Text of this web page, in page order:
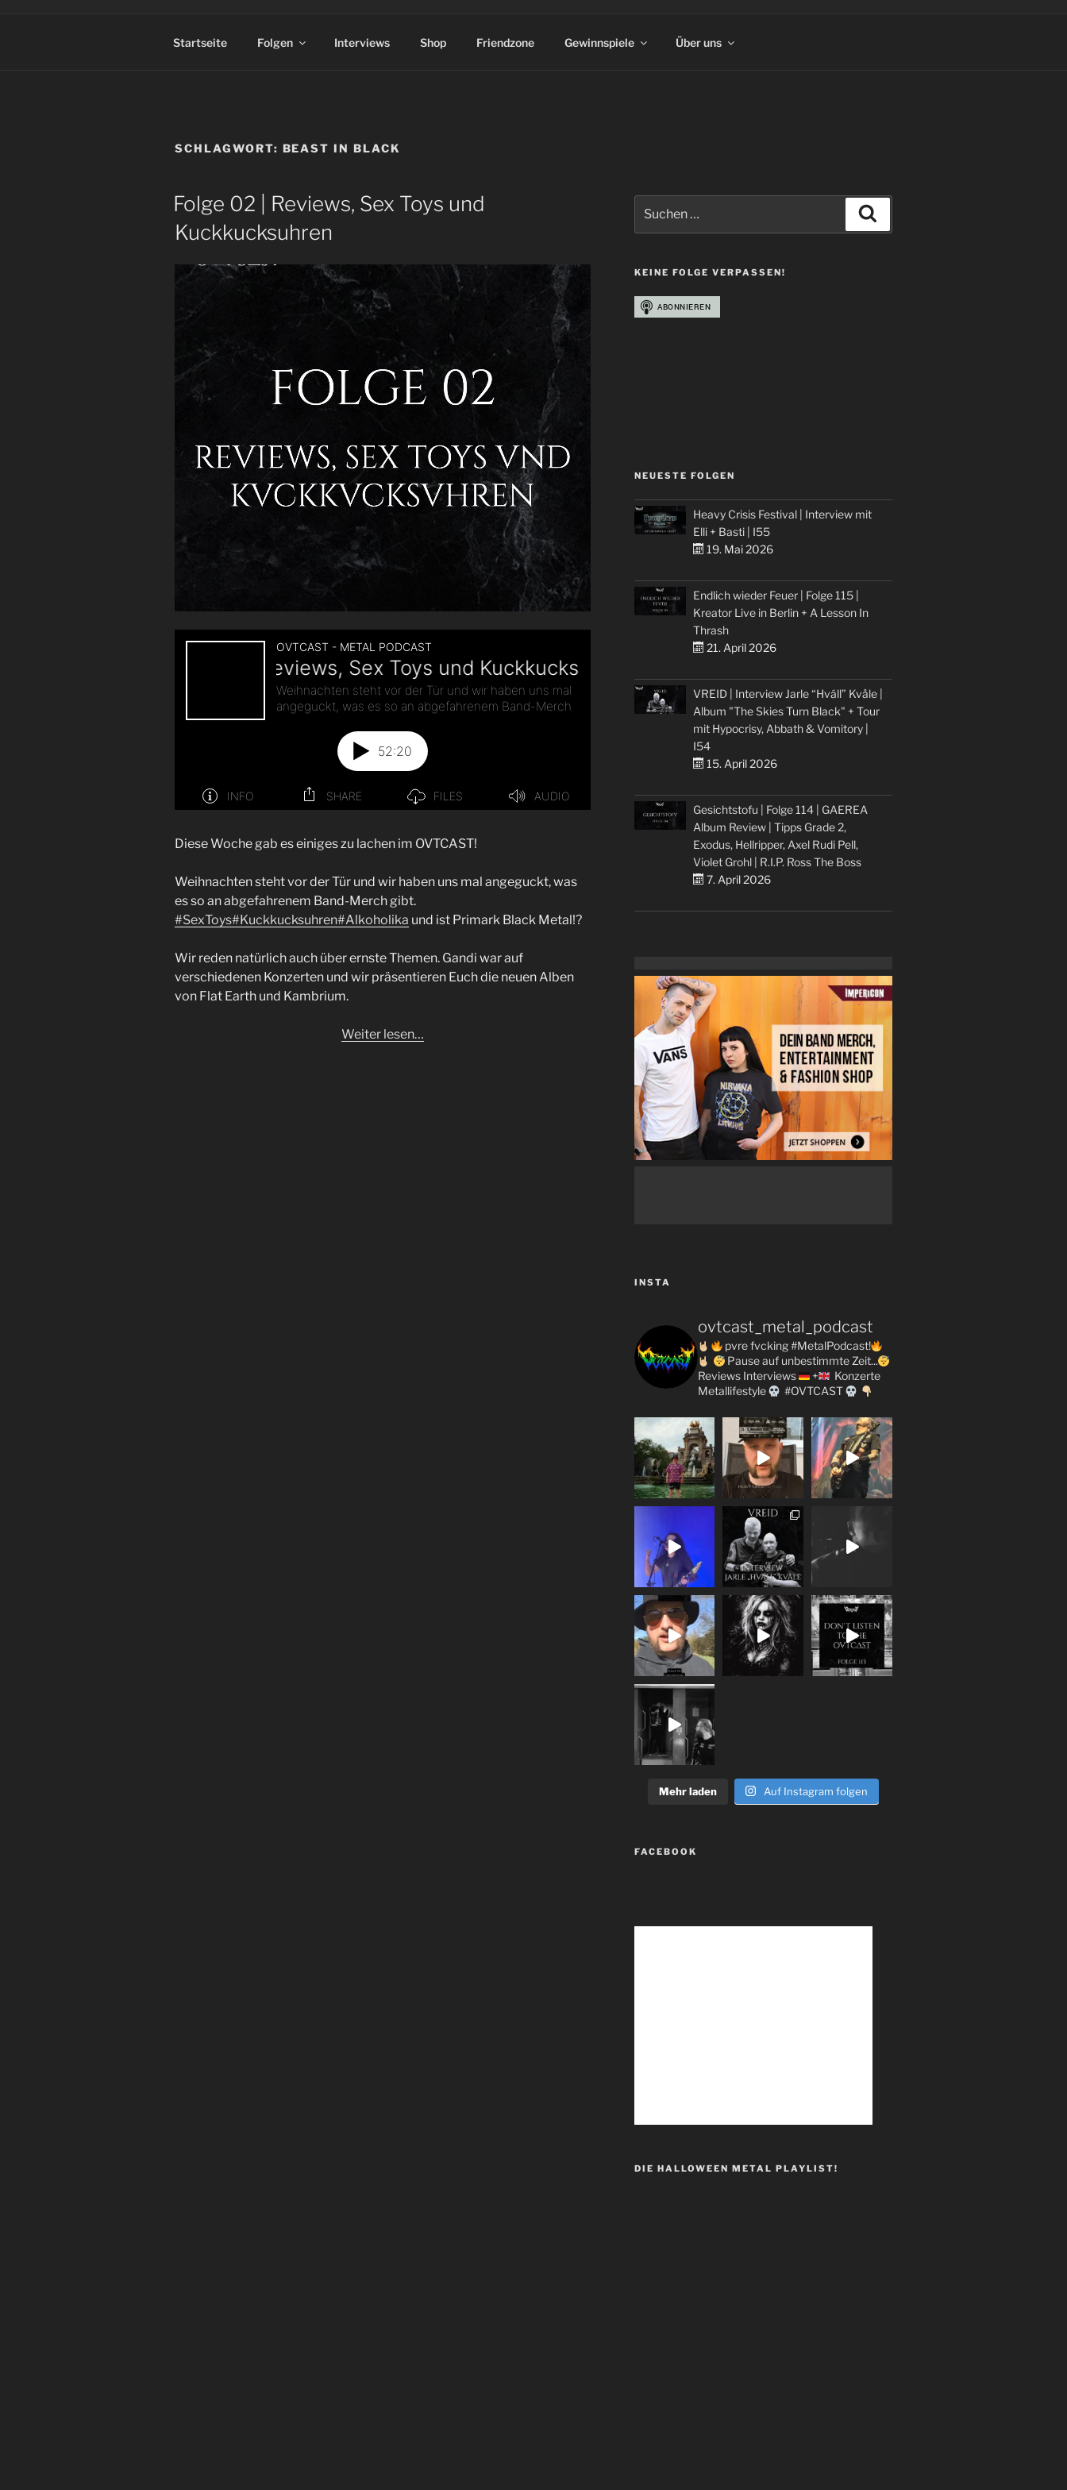
Startseite Folgen Interviews Shop Friendzone Gewinnspiele Über uns
SCHLAGWORT: BEAST IN BLACK
Folge 02 | Reviews, Sex Toys und
Kuckkucksuhren
Diese Woche gab es einiges zu lachen im OVTCAST!
Weihnachten steht vor der Tür und wir haben uns mal angeguckt, was
es so an abgefahrenem Band-Merch gibt.
#SexToys#Kuckkucksuhren#Alkoholika und ist Primark Black Metal!?
Wir reden natürlich auch über ernste Themen. Gandi war auf
verschiedenen Konzerten und wir präsentieren Euch die neuen Alben
von Flat Earth und Kambrium.
Weiter lesen…
nach:
KEINE FOLGE VERPASSEN!
NEUESTE FOLGEN
Heavy Crisis Festival | Interview mit
Elli + Basti | I55
19. Mai 2026
Endlich wieder Feuer | Folge 115 |
Kreator Live in Berlin + A Lesson In
Thrash
21. April 2026
VREID | Interview Jarle “Hváll” Kvåle |
Album "The Skies Turn Black" + Tour
mit Hypocrisy, Abbath & Vomitory |
I54
15. April 2026
Gesichtstofu | Folge 114 | GAEREA
Album Review | Tipps Grade 2,
Exodus, Hellripper, Axel Rudi Pell,
Violet Grohl | R.I.P. Ross The Boss
7. April 2026
INSTA
ovtcast_metal_podcast
pvre fvcking #MetalPodcast!
Pause auf unbestimmte Zeit...
Reviews Interviews +
Konzerte
Metallifestyle
#OVTCAST
Mehr laden Auf Instagram folgen
FACEBOOK
DIE HALLOWEEN METAL PLAYLIST!